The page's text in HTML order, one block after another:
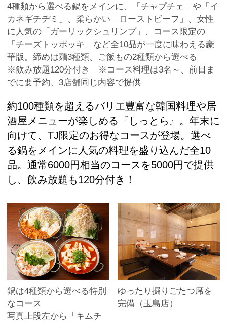
4種類から選べる鍋をメインに、「チャプチェ」や「イ
カネギチヂミ」、柔らかい「ローストビーフ」、女性
に人気の「ガーリックシュリンプ」、コース限定の
「チーズトッポッキ」など全10品が一度に味わえる豪
華版。締めは麺3種類、ご飯もの2種類から選べる
※飲み放題120分付き ※コース料理は3名～、前日ま
でに要予約、3店舗同じ内容で提供
約100種類を超えるバリエ豊富な韓国料理や居
酒屋メニューが楽しめる『しっとら』。年末に
向けて、TJ限定のお得なコースが登場。選べ
る鍋をメインに人気の料理を盛り込んだ全10
品。通常6000円相当のコースを5000円で提供
し、飲み放題も120分付き！
鍋は4種類から選べる特別
なコース
写真上段左から「キムチ
ゆったり掘りごたつ席を
完備（玉島店）